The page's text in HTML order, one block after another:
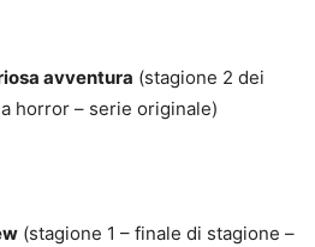
avventura (stagione 2 dei
horror – serie originale)
(stagione 1 – finale di stagione –